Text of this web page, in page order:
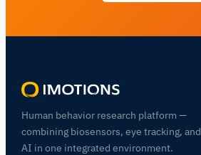
Human behavior research platform —
combining biosensors, eye tracking, and
AI in one integrated environment.